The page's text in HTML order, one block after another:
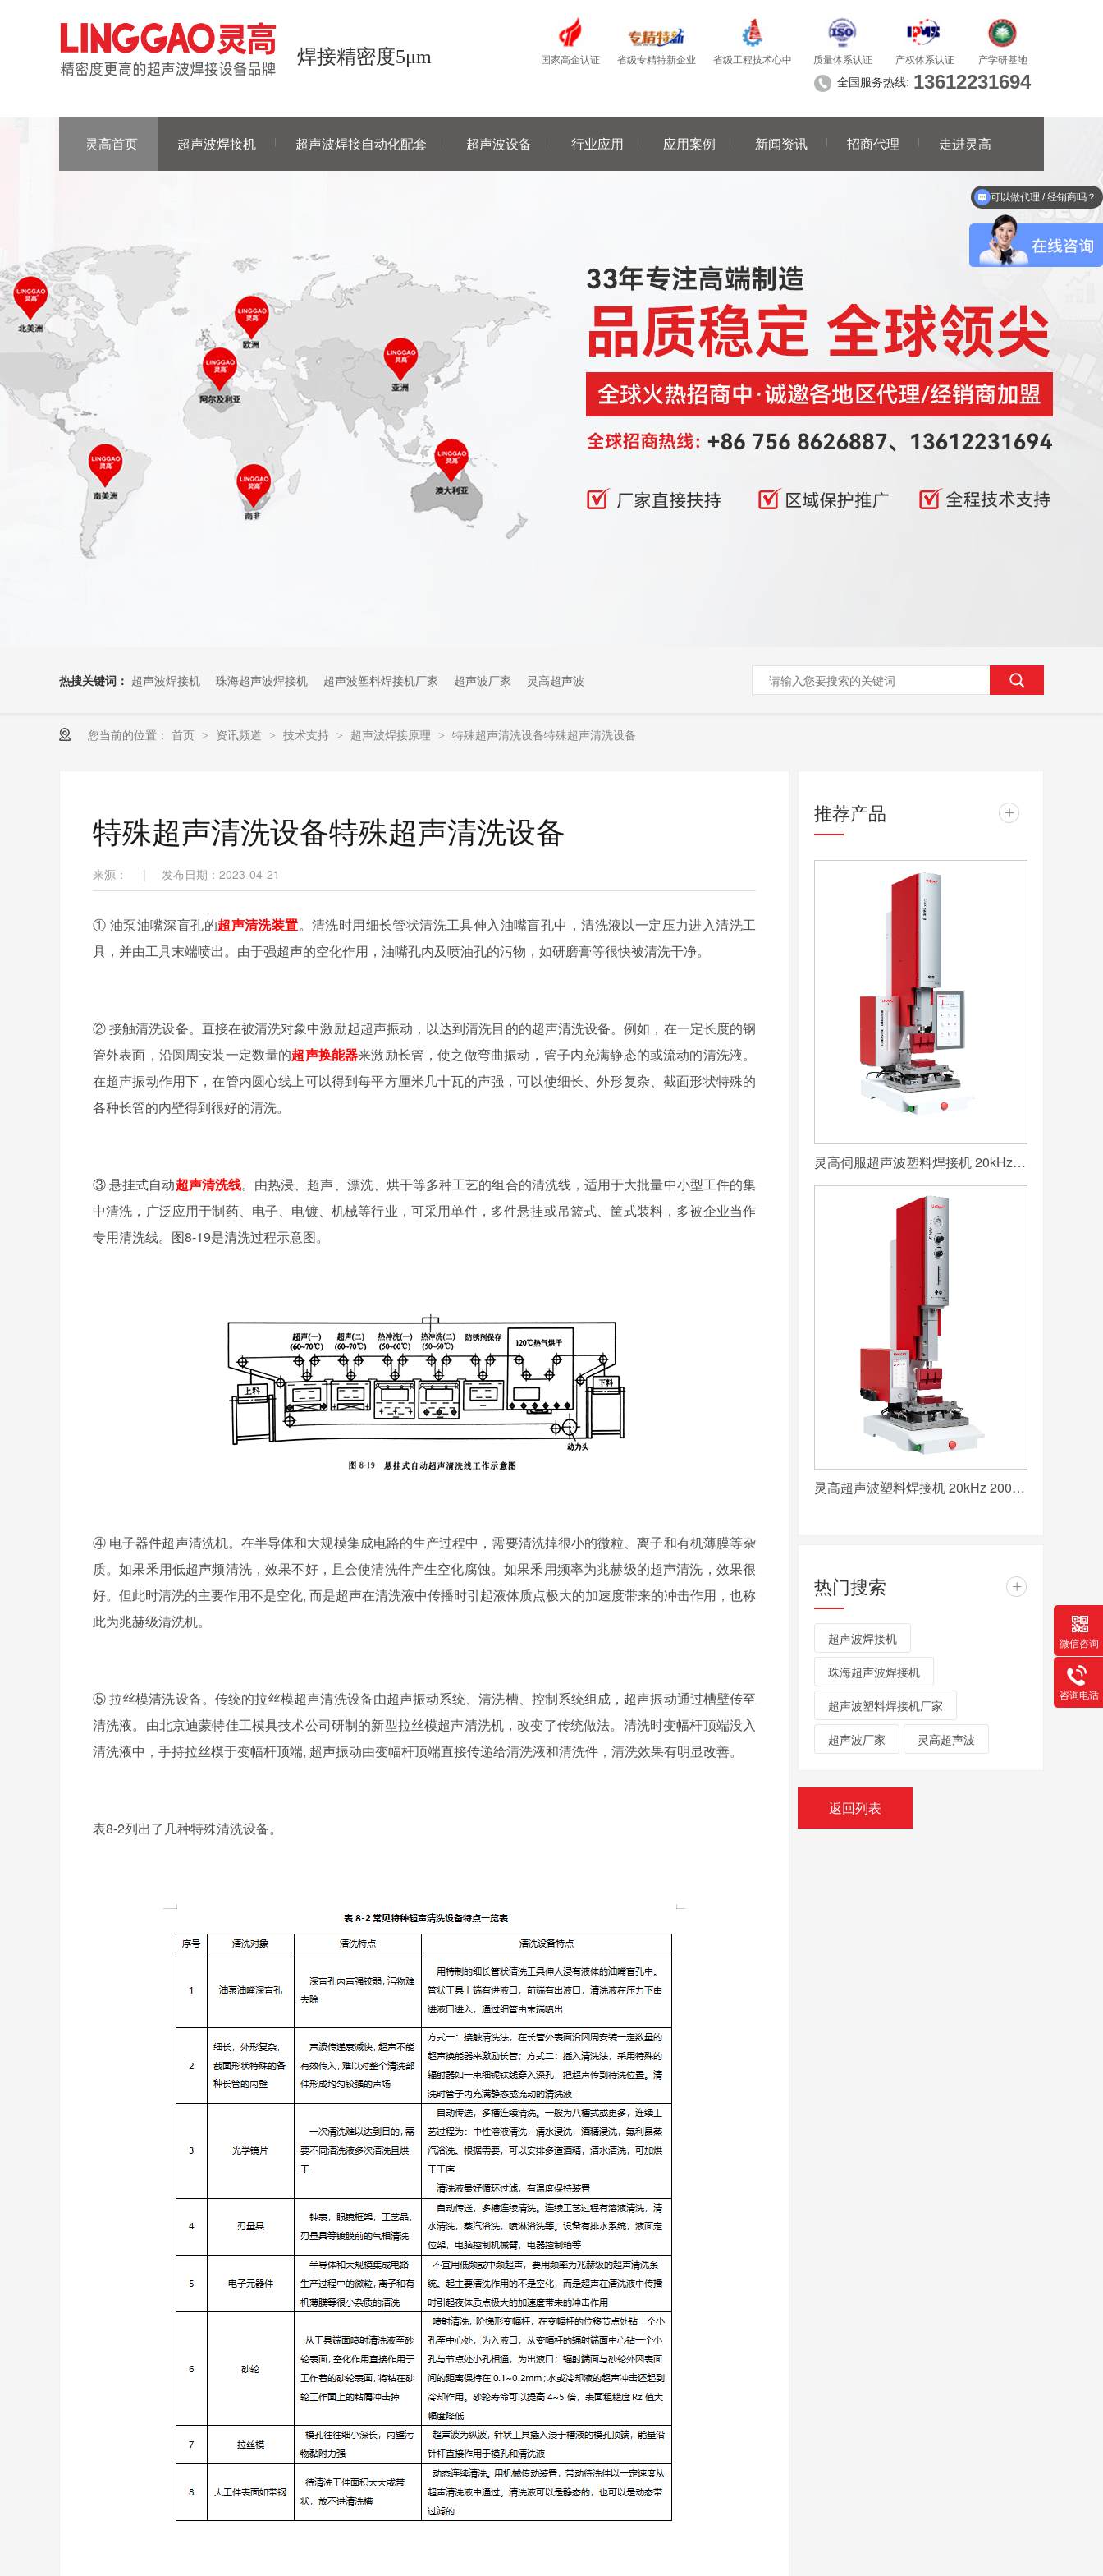
焊接精密度5μm 国家高企认证 省级专精特新企业 省级工程技术心中 质量体系认证 产权体系认证 产学研基地
全国服务热线: 13612231694
灵高首页 超声波焊接机 超声波焊接自动化配套 超声波设备 行业应用 应用案例 新闻资讯 招商代理 走进灵高
热搜关键词： 超声波焊接机 珠海超声波焊接机 超声波塑料焊接机厂家 超声波厂家 灵高超声波
您当前的位置： 首页 > 资讯频道 > 技术支持 > 超声波焊接原理 > 特殊超声清洗设备特殊超声清洗设备
特殊超声清洗设备特殊超声清洗设备
来源： | 发布日期：2023-04-21
① 油泵油嘴深盲孔的超声清洗装置。清洗时用细长管状清洗工具伸入油嘴盲孔中，清洗液以一定压力进入清洗工
具，并由工具末端喷出。由于强超声的空化作用，油嘴孔内及喷油孔的污物，如研磨膏等很快被清洗干净。
② 接触清洗设备。直接在被清洗对象中激励起超声振动，以达到清洗目的的超声清洗设备。例如，在一定长度的钢
管外表面，沿圆周安装一定数量的超声换能器来激励长管，使之做弯曲振动，管子内充满静态的或流动的清洗液。
在超声振动作用下，在管内圆心线上可以得到每平方厘米几十瓦的声强，可以使细长、外形复杂、截面形状特殊的
各种长管的内壁得到很好的清洗。
③ 悬挂式自动超声清洗线。由热浸、超声、漂洗、烘干等多种工艺的组合的清洗线，适用于大批量中小型工件的集
中清洗，广泛应用于制药、电子、电镀、机械等行业，可采用单件，多件悬挂或吊篮式、筐式装料，多被企业当作
专用清洗线。图8-19是清洗过程示意图。
④ 电子器件超声清洗机。在半导体和大规模集成电路的生产过程中，需要清洗掉很小的微粒、离子和有机薄膜等杂
质。如果釆用低超声频清洗，效果不好，且会使清洗件产生空化腐蚀。如果釆用频率为兆赫级的超声清洗，效果很
好。但此时清洗的主要作用不是空化, 而是超声在清洗液中传播时引起液体质点极大的加速度带来的冲击作用，也称
此为兆赫级清洗机。
⑤ 拉丝模清洗设备。传统的拉丝模超声清洗设备由超声振动系统、清洗槽、控制系统组成，超声振动通过槽壁传至
清洗液。由北京迪蒙特佳工模具技术公司研制的新型拉丝模超声清洗机，改变了传统做法。清洗时变幅杆顶端没入
清洗液中，手持拉丝模于变幅杆顶端, 超声振动由变幅杆顶端直接传递给清洗液和清洗件，清洗效果有明显改善。
表8-2列出了几种特殊清洗设备。
推荐产品 +
灵高伺服超声波塑料焊接机 20kHz 2000/3000W K3000 Servo
灵高超声波塑料焊接机 20kHz 2000/3000W K3000 Pro
热门搜索 +
超声波焊接机
珠海超声波焊接机
超声波塑料焊接机厂家
超声波厂家 灵高超声波
返回列表
微信咨询
咨询电话
可以做代理 / 经销商吗？